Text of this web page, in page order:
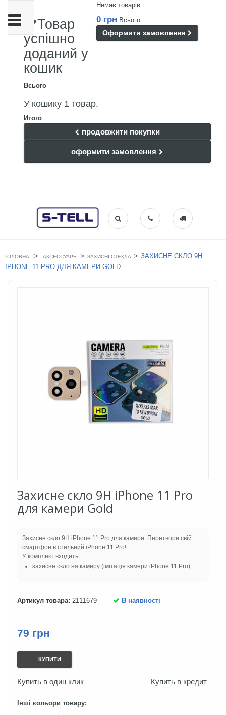
Немає товарів
0 грн Всього
Оформити замовлення
Товар
успішно
доданий у
кошик
Всього
У кошику 1 товар.
Итого
продовжити покупки
оформити замовлення
Toggle
navigation
ГОЛОВНА > АКСЕССУАРЫ > ЗАХИСНІ СТЕКЛА > ЗАХИСНЕ СКЛО 9H
IPHONE 11 PRO ДЛЯ КАМЕРИ GOLD
Захисне скло 9H iPhone 11 Pro
для камери Gold
Захисне скло 9H iPhone 11 Pro для камери. Перетвори свій
смартфон в стильний iPhone 11 Pro!
У комплект входить:
захисне скло на камеру (імітація камери iPhone 11 Pro)
Артикул товара: 2111679 В наявності
79 грн
КУПИТИ
Купить в один клик Купить в кредит
Інші кольори товару: